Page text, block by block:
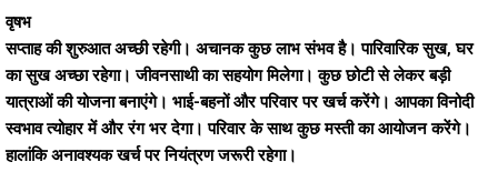
वृषभ
सप्ताह की शुरुआत अच्छी रहेगी। अचानक कुछ लाभ संभव है। पारिवारिक सुख, घर
का सुख अच्छा रहेगा। जीवनसाथी का सहयोग मिलेगा। कुछ छोटी से लेकर बड़ी
यात्राओं की योजना बनाएंगे। भाई-बहनों और परिवार पर खर्च करेंगे। आपका विनोदी
स्वभाव त्योहार में और रंग भर देगा। परिवार के साथ कुछ मस्ती का आयोजन करेंगे।
हालांकि अनावश्यक खर्च पर नियंत्रण जरूरी रहेगा।